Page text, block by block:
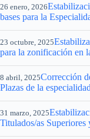
26 enero, 2026
bases para la
23 octubre, 2025
para la zonificación en
8 abril, 2025Corrección
Plazas de la
31 marzo, 2025
Titulados/as Superiores